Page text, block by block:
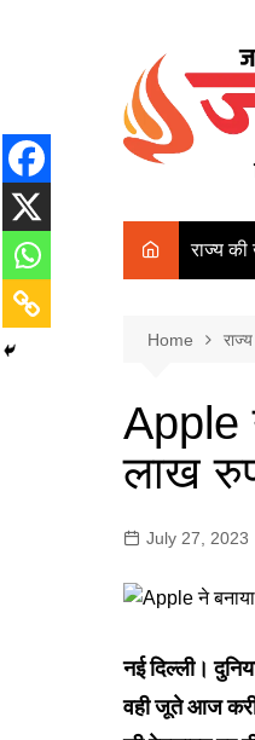
राज्य
कोलकाता
नई
मुम्बई
Home
Apple
लाख
July 27, 2023
नई दिल्ली।
वही जूते आज